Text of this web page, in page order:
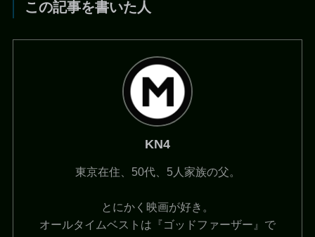
この記事を書いた人
KN4
東京在住、50代、5人家族の父。
とにかく映画が好き。
オールタイムベストは『ゴッドファーザー』で